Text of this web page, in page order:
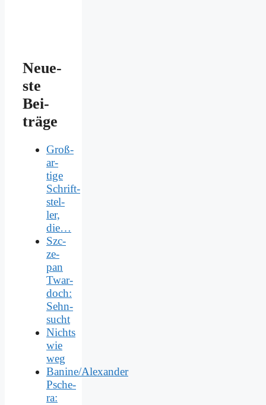
Neue­
ste
Bei­
trä­ge
Groß­
ar­
ti­ge
Schrift­
stel­
ler,
die…
Szc­
ze­
pan
Twar­
doch:
Sehn­
sucht
Nichts
wie
weg
Banine/Alexander
Psche­
ra: